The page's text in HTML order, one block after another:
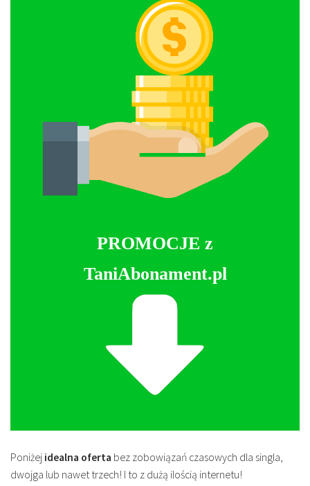
PROMOCJE z
TaniAbonament.pl
Poniżej idealna oferta bez zobowiązań czasowych dla singla,
dwojga lub nawet trzech! I to z dużą ilością internetu!